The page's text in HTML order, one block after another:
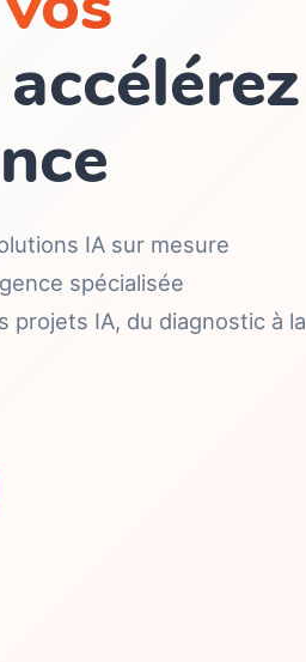
IA sur mesure
spécialisée
projets IA, du diagnostic à la